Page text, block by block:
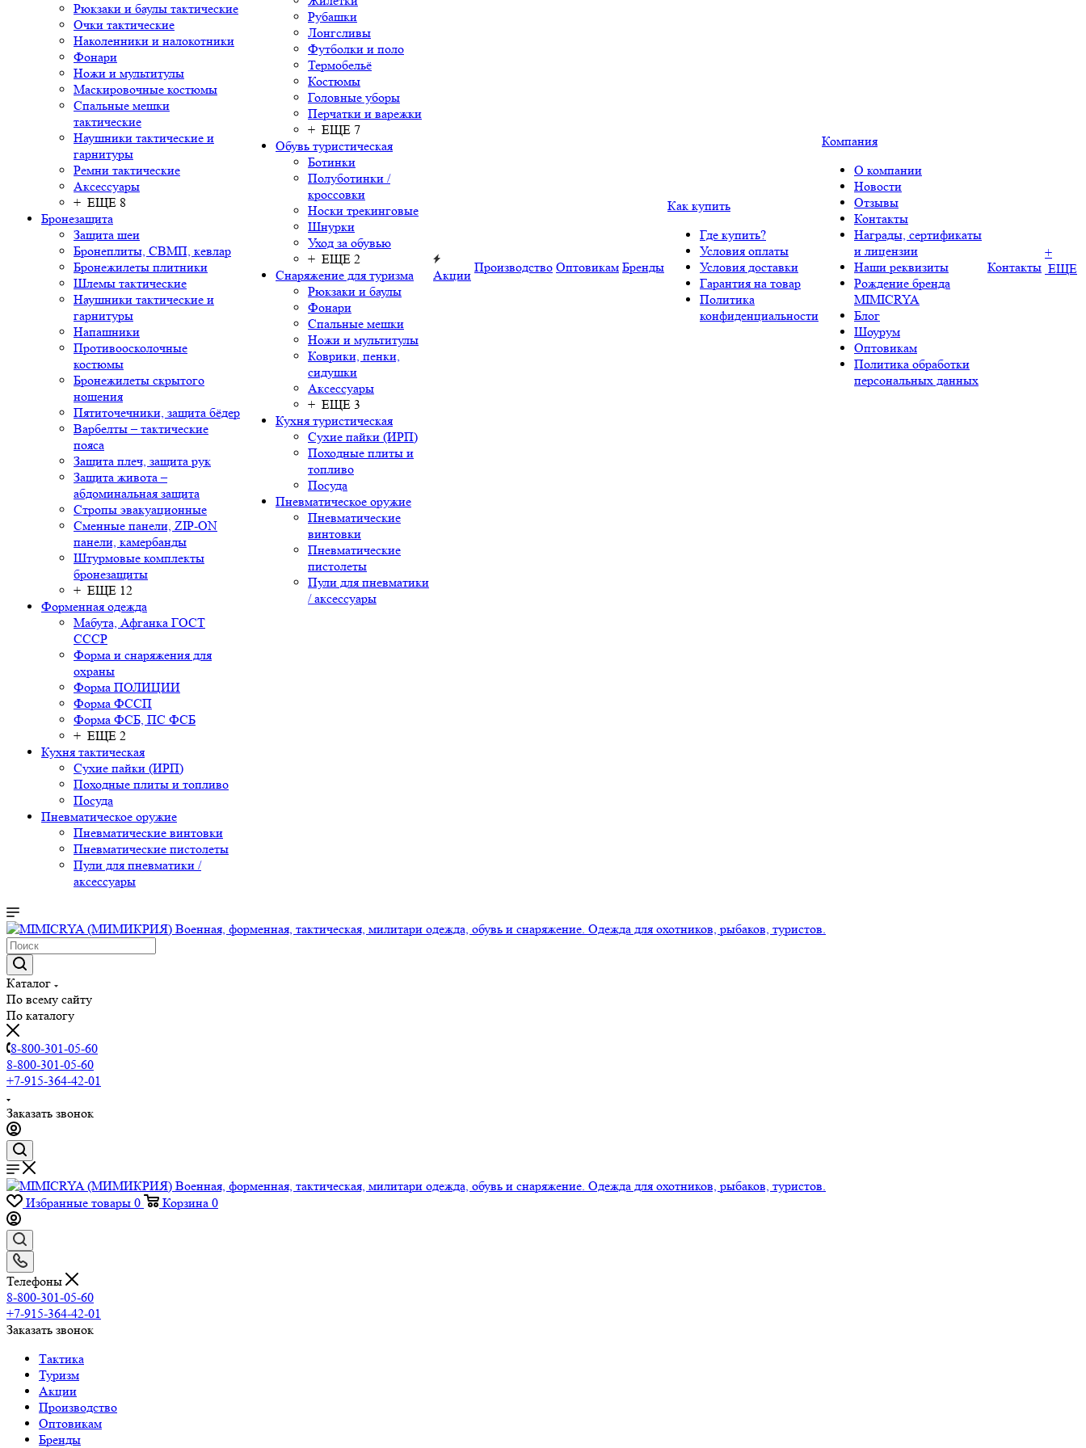
Рюкзаки и баулы тактические
Очки тактические
Наколенники и налокотники
Фонари
Ножи и мультитулы
Маскировочные костюмы
Спальные мешки
тактические
Наушники тактические и
гарнитуры
Ремни тактические
Аксессуары
+ ЕЩЕ 8
Бронезащита
Защита шеи
Бронеплиты, СВМП, кевлар
Бронежилеты плитники
Шлемы тактические
Наушники тактические и
гарнитуры
Напашники
Противоосколочные
костюмы
Бронежилеты скрытого
ношения
Пятиточечники, защита бёдер
Варбелты – тактические
пояса
Защита плеч, защита рук
Защита живота –
абдоминальная защита
Стропы эвакуационные
Сменные панели, ZIP-ON
панели, камербанды
Штурмовые комплекты
бронезащиты
+ ЕЩЕ 12
Форменная одежда
Мабута, Афганка ГОСТ
СССР
Форма и снаряжения для
охраны
Форма ПОЛИЦИИ
Форма ФССП
Форма ФСБ, ПС ФСБ
+ ЕЩЕ 2
Кухня тактическая
Сухие пайки (ИРП)
Походные плиты и топливо
Посуда
Пневматическое оружие
Пневматические винтовки
Пневматические пистолеты
Пули для пневматики /
аксессуары
Рубашки
Лонгсливы
Футболки и поло
Термобельё
Костюмы
Головные уборы
Перчатки и варежки
+ ЕЩЕ 7
Обувь туристическая
Ботинки
Полуботинки /
кроссовки
Носки трекинговые
Шнурки
Уход за обувью
+ ЕЩЕ 2
Снаряжение для туризма
Рюкзаки и баулы
Фонари
Спальные мешки
Ножи и мультитулы
Коврики, пенки,
сидушки
Аксессуары
+ ЕЩЕ 3
Кухня туристическая
Сухие пайки (ИРП)
Походные плиты и
топливо
Посуда
Пневматическое оружие
Пневматические
винтовки
Пневматические
пистолеты
Пули для пневматики
/ аксессуары
Акции
Производство Оптовикам Бренды
Как купить
Где купить?
Условия оплаты
Условия доставки
Гарантия на товар
Политика
конфиденциальности
Компания
О компании
Новости
Отзывы
Контакты
Награды, сертификаты
и лицензии
Наши реквизиты
Рождение бренда
MIMICRYA
Блог
Шоурум
Оптовикам
Политика обработки
персональных данных
Контакты
+
ЕЩЕ
Каталог
По всему сайту
По каталогу
8-800-301-05-60
8-800-301-05-60
+7-915-364-42-01
Заказать звонок
Избранные товары 0 Корзина 0
Телефоны
8-800-301-05-60
+7-915-364-42-01
Заказать звонок
Тактика
Туризм
Акции
Производство
Оптовикам
Бренды